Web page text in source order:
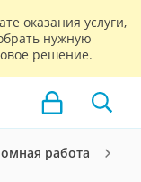
оказания услуги,
нужную
решение.
работа